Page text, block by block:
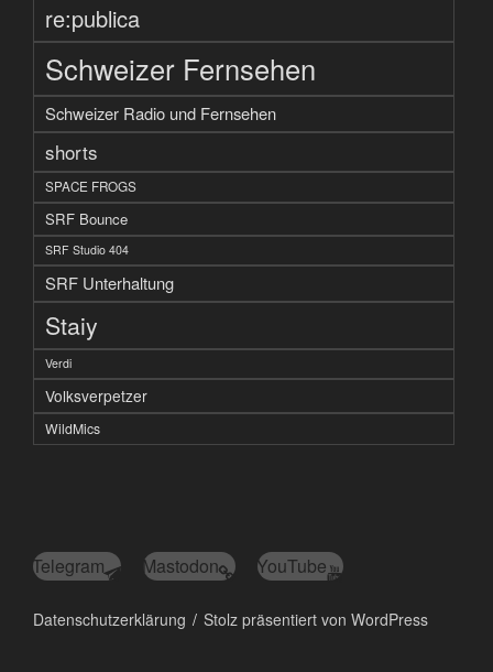
re:publica
Schweizer Fernsehen
Schweizer Radio und Fernsehen
shorts
SPACE FROGS
SRF Bounce
SRF Studio 404
SRF Unterhaltung
Staiy
Verdi
Volksverpetzer
WildMics
Telegram Mastodon YouTube
Datenschutzerklärung Stolz präsentiert von WordPress